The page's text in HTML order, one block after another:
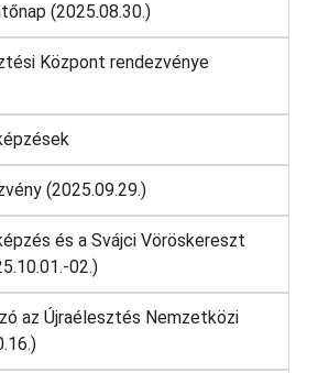
(2025.08.30.)
Központ rendezvénye
(2025.09.29.)
és a Svájci Vöröskereszt
02.)
az Újraélesztés Nemzetközi